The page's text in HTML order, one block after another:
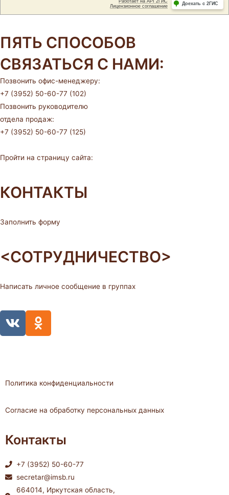
ПЯТЬ СПОСОБОВ
СВЯЗАТЬСЯ С НАМИ:
Позвонить офис-менеджеру:
+7 (3952) 50-60-77 (102)
Позвонить руководителю
отдела продаж:
+7 (3952) 50-60-77 (125)
Пройти на страницу сайта:
КОНТАКТЫ
Заполнить форму
<СОТРУДНИЧЕСТВО>
Написать личное сообщение в группах
V
k
O
d
l
s
i
i
Политика конфиденциальности
Согласие на обработку персональных данных
Контакты
+7 (3952) 50-60-77
secretar@imsb.ru
664014, Иркутская область,